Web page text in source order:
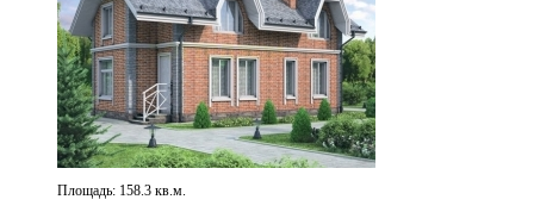
Площадь: 158.3 кв.м.